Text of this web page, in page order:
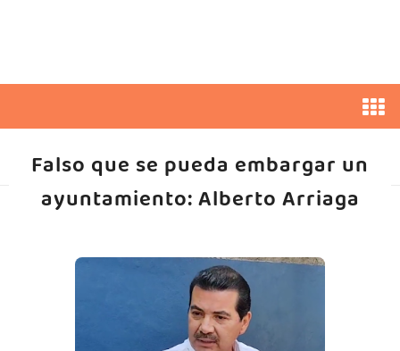
Falso que se pueda embargar un
ayuntamiento: Alberto Arriaga